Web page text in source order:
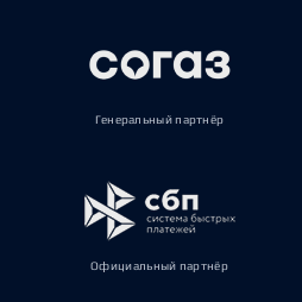
Генеральный партнёр
Официальный партнёр